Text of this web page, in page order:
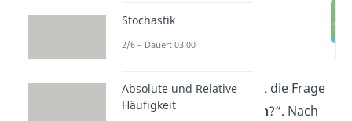
Dieser Artikel beantwortet die Frage
Was ist eine Permutation?“. Nach
Stochastik
2/6 – Dauer: 03:00
Absolute und Relative
Häufigkeit